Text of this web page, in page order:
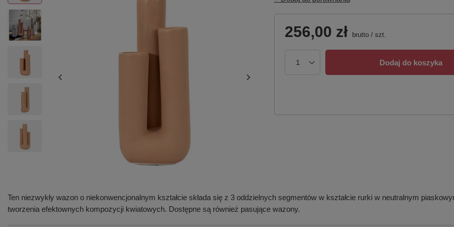
256,00 zł brutto/ szt.
Dodaj do koszyka
Ten niezwykły wazon o niekonwencjonalnym kształcie składa się z 3 oddzielnych segmentów w kształcie rurki w neutralnym
tworzenia efektownych kompozycji kwiatowych. Dostępne są również pasujące wazony.